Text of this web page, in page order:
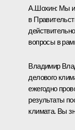
А.Шохин: Мы
в
вопросы в
Владимир
делового
ежегодно
результаты
климата. Вы